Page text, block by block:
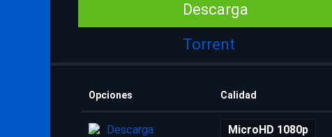
Descarga
Torrent
Opciones Calidad
Descarga MicroHD 1080p